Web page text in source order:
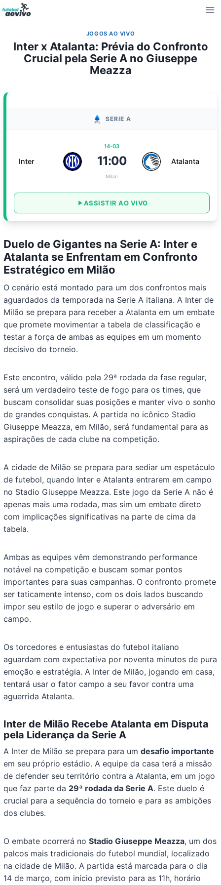
Pular
para
Conteúdo
JOGOS AO VIVO
Inter x Atalanta: Prévia do Confronto
Crucial pela Serie A no Giuseppe
Meazza
SERIE A
Inter
14-03
11:00
Milan
Atalanta
ASSISTIR AO VIVO
Duelo de Gigantes na Serie A: Inter e
Atalanta se Enfrentam em Confronto
Estratégico em Milão
O cenário está montado para um dos confrontos mais
aguardados da temporada na Serie A italiana. A Inter de
Milão se prepara para receber a Atalanta em um embate
que promete movimentar a tabela de classificação e
testar a força de ambas as equipes em um momento
decisivo do torneio.
Este encontro, válido pela 29ª rodada da fase regular,
será um verdadeiro teste de fogo para os times, que
buscam consolidar suas posições e manter vivo o sonho
de grandes conquistas. A partida no icônico Stadio
Giuseppe Meazza, em Milão, será fundamental para as
aspirações de cada clube na competição.
A cidade de Milão se prepara para sediar um espetáculo
de futebol, quando Inter e Atalanta entrarem em campo
no Stadio Giuseppe Meazza. Este jogo da Serie A não é
apenas mais uma rodada, mas sim um embate direto
com implicações significativas na parte de cima da
tabela.
Ambas as equipes vêm demonstrando performance
notável na competição e buscam somar pontos
importantes para suas campanhas. O confronto promete
ser taticamente intenso, com os dois lados buscando
impor seu estilo de jogo e superar o adversário em
campo.
Os torcedores e entusiastas do futebol italiano
aguardam com expectativa por noventa minutos de pura
emoção e estratégia. A Inter de Milão, jogando em casa,
tentará usar o fator campo a seu favor contra uma
aguerrida Atalanta.
Inter de Milão Recebe Atalanta em Disputa
pela Liderança da Serie A
A Inter de Milão se prepara para umdesafio importante
em seu próprio estádio. A equipe da casa terá a missão
de defender seu território contra a Atalanta, em um jogo
que faz parte da 29ª rodada da Serie A. Este duelo é
crucial para a sequência do torneio e para as ambições
dos clubes.
O embate ocorrerá noStadio Giuseppe Meazza, um dos
palcos mais tradicionais do futebol mundial, localizado
na cidade de Milão. A partida está marcada para o dia
14 de março, com início previsto para as 11h, horário